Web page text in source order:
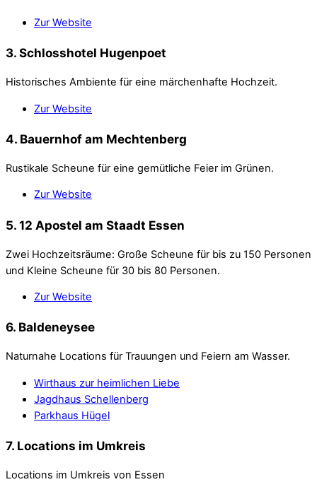
Zur Website
3. Schlosshotel Hugenpoet
Historisches Ambiente für eine märchenhafte Hochzeit.
Zur Website
4. Bauernhof am Mechtenberg
Rustikale Scheune für eine gemütliche Feier im Grünen.
Zur Website
5. 12 Apostel am Staadt Essen
Zwei Hochzeitsräume: Große Scheune für bis zu 150 Personen
und Kleine Scheune für 30 bis 80 Personen.
Zur Website
6. Baldeneysee
Naturnahe Locations für Trauungen und Feiern am Wasser.
Wirthaus zur heimlichen Liebe
Jagdhaus Schellenberg
Parkhaus Hügel
7. Locations im Umkreis
Locations im Umkreis von Essen